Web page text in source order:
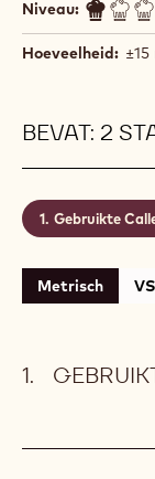
Niveau:
Hoeveelheid:
BEVAT: 2
Gebruikte
Metrisch VS